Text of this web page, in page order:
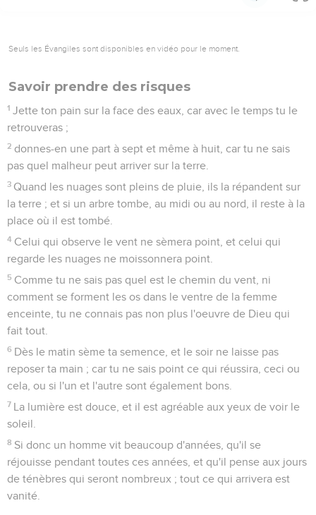
Seuls les Évangiles sont disponibles en vidéo pour le moment.
Savoir prendre des risques
1 Jette ton pain sur la face des eaux, car avec le temps tu le
retrouveras ;
2 donnes-en une part à sept et même à huit, car tu ne sais
pas quel malheur peut arriver sur la terre.
3 Quand les nuages sont pleins de pluie, ils la répandent sur
la terre ; et si un arbre tombe, au midi ou au nord, il reste à la
place où il est tombé.
4 Celui qui observe le vent ne sèmera point, et celui qui
regarde les nuages ne moissonnera point.
5 Comme tu ne sais pas quel est le chemin du vent, ni
comment se forment les os dans le ventre de la femme
enceinte, tu ne connais pas non plus l'oeuvre de Dieu qui
fait tout.
6 Dès le matin sème ta semence, et le soir ne laisse pas
reposer ta main ; car tu ne sais point ce qui réussira, ceci ou
cela, ou si l'un et l'autre sont également bons.
7 La lumière est douce, et il est agréable aux yeux de voir le
soleil.
8 Si donc un homme vit beaucoup d'années, qu'il se
réjouisse pendant toutes ces années, et qu'il pense aux jours
de ténèbres qui seront nombreux ; tout ce qui arrivera est
vanité.